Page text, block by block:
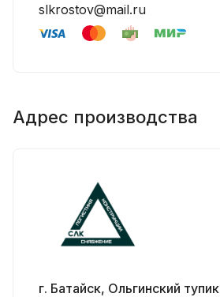
slkrostov@mail.ru
Адрес производства
г. Батайск, Ольгинский тупик